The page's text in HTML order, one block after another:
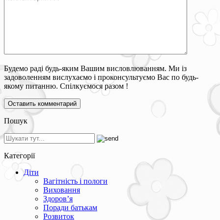
Будемо раді будь-яким Вашим висловлюванням. Ми із
задоволенням вислухаємо і проконсультуємо Вас по будь-
якому питанню. Спілкуємося разом !
Пошук
Категорії
Діти
Вагітність і пологи
Виховання
Здоров’я
Поради батькам
Розвиток